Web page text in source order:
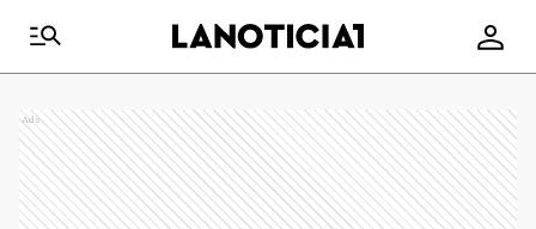
Ads